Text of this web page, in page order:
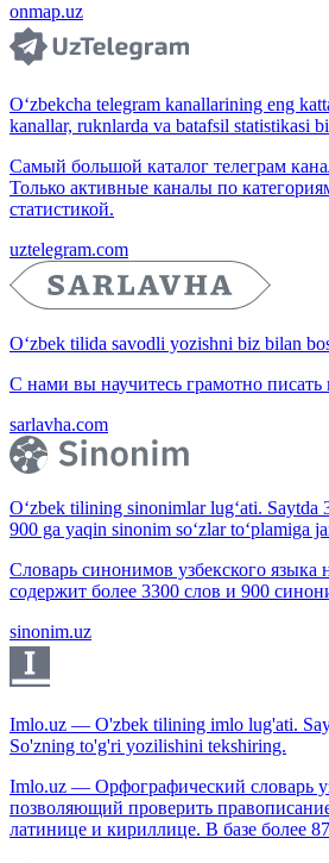
onmap.uz
O‘zbekcha telegram kanallarining eng
kanallar, ruknlarda va batafsil statistikasi
Самый большой каталог телеграм
Только активные каналы по
статистикой.
uztelegram.com
O‘zbek tilida savodli yozishni biz bilan
С нами вы научитесь грамотно писать
sarlavha.com
O‘zbek tilining sinonimlar lug‘ati. Saytda
900 ga yaqin sinonim so‘zlar to‘plamiga
Словарь синонимов узбекского языка
содержит более 3300 слов и 900
sinonim.uz
Imlo.uz — O'zbek tilining imlo lug'ati.
So'zning to'g'ri yozilishini tekshiring.
Imlo.uz — Орфографический словарь
позволяющий проверить
латинице и кириллице. В базе более